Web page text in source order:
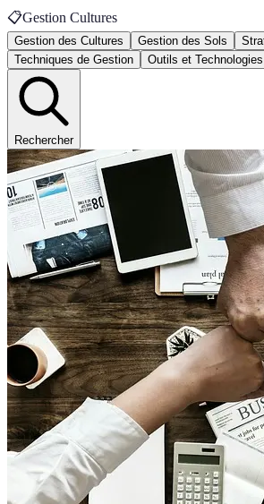
📋Gestion Cultures
Gestion des Cultures Gestion des Sols
Techniques de Gestion
Outils et Technologies
Rechercher